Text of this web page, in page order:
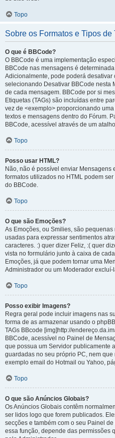
Topo
Sobre os Formatos e Tipos de
O que é BBCode?
O BBCode é uma implementação
BBCode nas mensagens é
Adicionalmente, pode poderá desativar
selecionando Desativar BBCode nesta
de cada mensagem. BBCode por si
Etiquetas (TAGs) são incluídas entre
vez de <exemplo> proporcionando
textos e mensagens dentro do Fórum.
BBCode, acessível através de um
Topo
Posso usar HTML?
Não, não é possível enviar Mensagens
formatos utilizados no HTML podem
do BBCode.
Topo
O que são Emoções?
As Emoções, ou Smilies, são
usadas para expressar sentimentos
caracteres. :) quer dizer Feliz, :( quer
vista no formulário junto à caixa de
Emoções, já que podem tornar uma
Administrador ou um Moderador
Topo
Posso exibir Imagens?
Regra geral pode incluir imagens nas
forma de as armazenar usando o
TAGs BBcode [img]http://
BBCode, acessível no Painel de
que possua um Servidor publicamente
guardadas no seu próprio PC, nem
exemplo email do Hotmail ou Yahoo,
Topo
O que são Anúncios Globais?
Os Anúncios Globais contêm
ser lidos logo que forem publicados.
secções e também com o seu Painel
essa função, depende das permissões